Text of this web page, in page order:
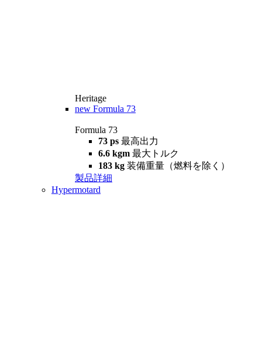
Heritage
new Formula 73
Formula 73
73 ps 最高出力
6.6 kgm 最大トルク
183 kg 装備重量（燃料を除く）
製品詳細
Hypermotard